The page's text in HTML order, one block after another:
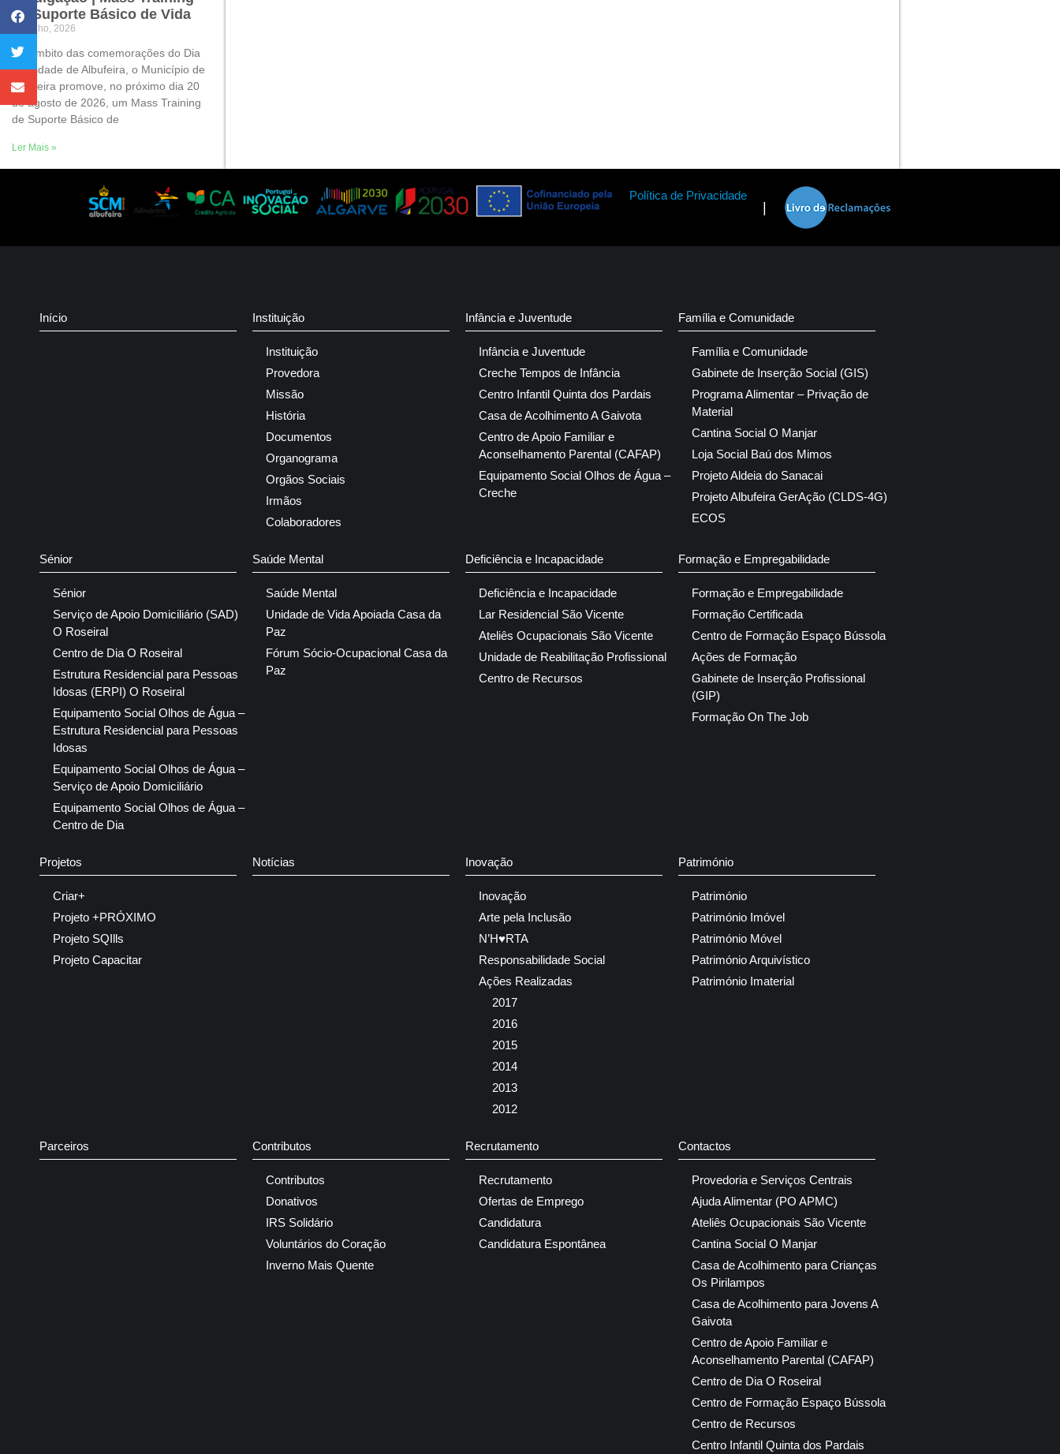
de Suporte Básico de Vida
22 Julho, 2026
No âmbito das comemorações do Dia
da Cidade de Albufeira, o Município de
Albufeira promove, no próximo dia 20
de agosto de 2026, um Mass Training
de Suporte Básico de
Ler Mais »
Política de Privacidade
|
Início Instituição
Instituição
Provedora
Missão
História
Documentos
Organograma
Orgãos Sociais
Irmãos
Colaboradores
Infância e Juventude
Infância e Juventude
Creche Tempos de Infância
Centro Infantil Quinta dos Pardais
Casa de Acolhimento A Gaivota
Centro de Apoio Familiar e
Aconselhamento Parental (CAFAP)
Equipamento Social Olhos de Água –
Creche
Família e Comunidade
Família e Comunidade
Gabinete de Inserção Social (GIS)
Programa Alimentar – Privação de
Material
Cantina Social O Manjar
Loja Social Baú dos Mimos
Projeto Aldeia do Sanacai
Projeto Albufeira GerAção (CLDS-4G)
ECOS
Sénior
Sénior
Serviço de Apoio Domiciliário (SAD)
O Roseiral
Centro de Dia O Roseiral
Estrutura Residencial para Pessoas
Idosas (ERPI) O Roseiral
Equipamento Social Olhos de Água –
Estrutura Residencial para Pessoas
Idosas
Equipamento Social Olhos de Água –
Serviço de Apoio Domiciliário
Equipamento Social Olhos de Água –
Centro de Dia
Saúde Mental
Saúde Mental
Unidade de Vida Apoiada Casa da
Paz
Fórum Sócio-Ocupacional Casa da
Paz
Deficiência e Incapacidade
Deficiência e Incapacidade
Lar Residencial São Vicente
Ateliês Ocupacionais São Vicente
Unidade de Reabilitação Profissional
Centro de Recursos
Formação e Empregabilidade
Formação e Empregabilidade
Formação Certificada
Centro de Formação Espaço Bússola
Ações de Formação
Gabinete de Inserção Profissional
(GIP)
Formação On The Job
Projetos
Criar+
Projeto +PRÓXIMO
Projeto SQIlls
Projeto Capacitar
Notícias Inovação
Inovação
Arte pela Inclusão
N’H♥RTA
Responsabilidade Social
Ações Realizadas
2017
2016
2015
2014
2013
2012
Património
Património
Património Imóvel
Património Móvel
Património Arquivístico
Património Imaterial
Parceiros Contributos
Contributos
Donativos
IRS Solidário
Voluntários do Coração
Inverno Mais Quente
Recrutamento
Recrutamento
Ofertas de Emprego
Candidatura
Candidatura Espontânea
Contactos
Provedoria e Serviços Centrais
Ajuda Alimentar (PO APMC)
Ateliês Ocupacionais São Vicente
Cantina Social O Manjar
Casa de Acolhimento para Crianças
Os Pirilampos
Casa de Acolhimento para Jovens A
Gaivota
Centro de Apoio Familiar e
Aconselhamento Parental (CAFAP)
Centro de Dia O Roseiral
Centro de Formação Espaço Bússola
Centro de Recursos
Centro Infantil Quinta dos Pardais